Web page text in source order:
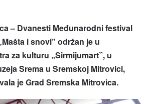
– Dvanesti Međunarodni festival
i snovi” održan je u
za kulturu „Sirmijumart”, u
Srema u Sremskoj Mitrovici,
je Grad Sremska Mitrovica.